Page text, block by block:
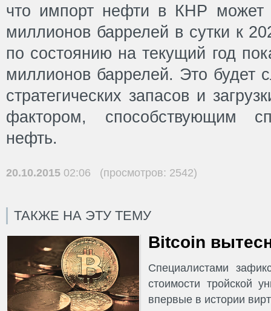
что импорт нефти в КНР может
миллионов баррелей в сутки к
по состоянию на текущий год
миллионов баррелей. Это будет
стратегических запасов и
фактором, способствующим
нефть.
20.10.2015 02:06 (просмотров: 2542)
ТАКЖЕ НА ЭТУ ТЕМУ
Bitcoin
Специалистами
стоимости тройской
впервые в истории